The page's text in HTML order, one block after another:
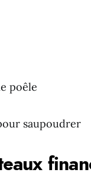
poêle
saupoudrer